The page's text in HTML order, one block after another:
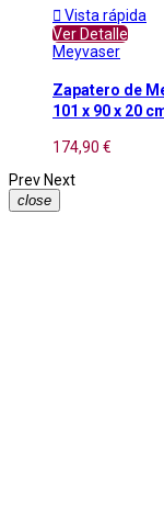
 Vista rápida
Ver Detalle
Meyvaser
Zapatero de
101 x 90 x 20
174,90 €
Prev Next
close